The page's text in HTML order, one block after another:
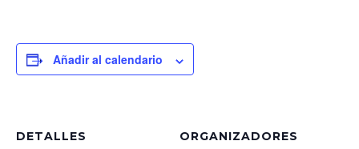
Añadir al calendario
DETALLES ORGANIZADORES